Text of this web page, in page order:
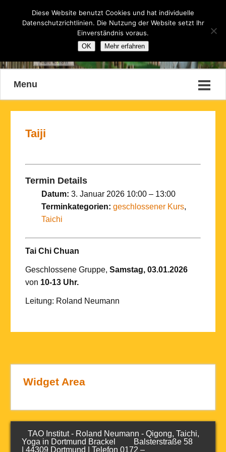
Menu
Taiji
Termin Details
Datum: 3. Januar 2026 10:00– 13:00
Terminkategorien: geschlossener Kurs,
Taichi
Tai Chi Chuan
Geschlossene Gruppe, Samstag, 03.01.2026
von 10-13 Uhr.
Leitung: Roland Neumann
Widget Area
TAO Institut - Roland Neumann - Qigong, Taichi,
Yoga in Dortmund Brackel Balsterstraße 58
| 44309 Dortmund | Telefon 0172 –
Diese Website benutzt Cookies und hat individuelle
Datenschutzrichtlinien. Die Nutzung der Website setzt Ihr
Einverständnis voraus.
OK Mehr erfahren